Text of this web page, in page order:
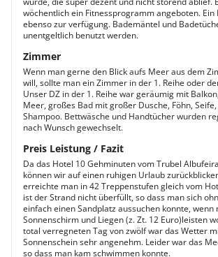
wöchentlich ein Fitnessprogramm angeboten. Ein
ebenso zur verfügung. Bademäntel und
unentgeltlich benutzt werden.
Zimmer
Wenn man gerne den Blick aufs Meer aus dem
will, sollte man ein Zimmer in der 1. Reihe oder
Unser DZ in der 1. Reihe war geräumig mit
Meer, großes Bad mit großer Dusche, Föhn,
Shampoo. Bettwäsche und Handtücher wurden
nach Wunsch gewechselt.
Preis Leistung / Fazit
Da das Hotel 10 Gehminuten vom Trubel
können wir auf einen ruhigen Urlaub
erreichte man in 42 Treppenstufen gleich vom
ist der Strand nicht überfüllt, so dass man sich
einfach einen Sandplatz aussuchen konnte, wenn
Sonnenschirm und Liegen (z. Zt. 12 Euro)leisten
total verregneten Tag von zwölf war das Wetter
Sonnenschein sehr angenehm. Leider war das
so dass man kam schwimmen konnte.